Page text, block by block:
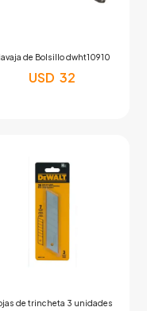
de Bolsillo dwht10910
USD 32
de trincheta 3 unidades